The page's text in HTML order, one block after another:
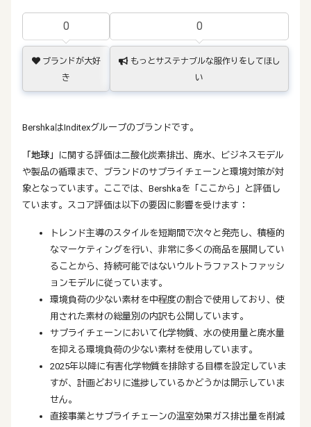
0
ブランドが大好
き
0
もっとサステナブルな服作りをしてほし
い
BershkaはInditexグループのブランドです。
「地球」
に関する評価は二酸化炭素排出、廃水、ビジネスモデル
や製品の循環まで、ブランドのサプライチェーンと環境対策が対
象となっています。ここでは、Bershkaを「ここから」と評価し
ています。スコア評価は以下の要因に影響を受けます：
トレンド主導のスタイルを短期間で次々と発売し、積極的
なマーケティングを行い、非常に多くの商品を展開してい
ることから、持続可能ではないウルトラファストファッシ
ョンモデルに従っています。
環境負荷の少ない素材を中程度の割合で使用しており、使
用された素材の総量別の内訳も公開しています。
サプライチェーンにおいて化学物質、水の使用量と廃水量
を抑える環境負荷の少ない素材を使用しています。
2025年以降に有害化学物質を排除する目標を設定していま
すが、計画どおりに進捗しているかどうかは開示していま
せん。
直接事業とサプライチェーンの温室効果ガス排出量を削減